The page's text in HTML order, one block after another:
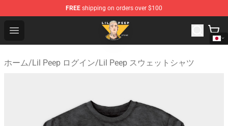
FREE shipping on orders over $100
Open menu
Lil Peep Store - Official Lil Peep Merchandise Shop
ホーム/Lil Peep ログイン/Lil Peep スウェットシャツ